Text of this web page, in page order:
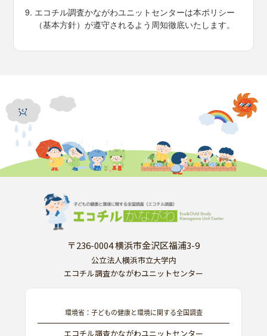
エコチル調査かながわユニットセンターは本ポリシー
（基本方針）が遵守されるよう周知徹底いたします。
〒236-0004 横浜市金沢区福浦3-9
公立法人横浜市立大学内
エコチル調査かながわユニットセンター
環境省：子どもの健康と環境に関する全国調査
エコチル調査かながわユニットセンター